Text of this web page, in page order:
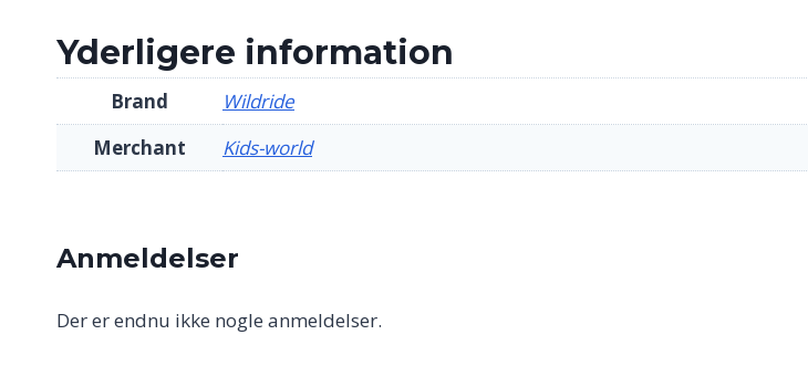
Yderligere information
Brand
Wildride
Merchant
Kids-world
Anmeldelser
Der er endnu ikke nogle anmeldelser.